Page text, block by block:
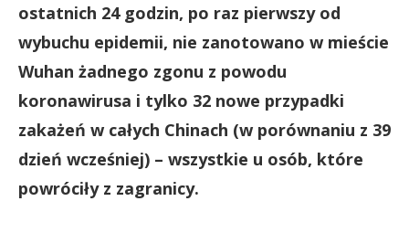
ostatnich 24 godzin, po raz pierwszy od
wybuchu epidemii, nie zanotowano w mieście
Wuhan żadnego zgonu z powodu
koronawirusa i tylko 32 nowe przypadki
zakażeń w całych Chinach (w porównaniu z 39
dzień wcześniej) – wszystkie u osób, które
powróciły z zagranicy.